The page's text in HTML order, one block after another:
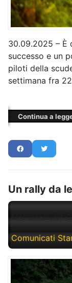
30.09.2025 – È
successo e un
piloti della
settimana fra
Continua a
Un rally da
Mercoledì, 01
Comunicati